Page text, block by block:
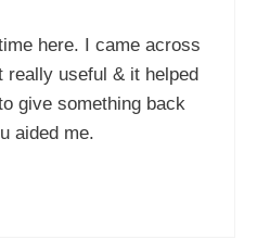
here. I came across
really useful & it helped
give something back
aided me.